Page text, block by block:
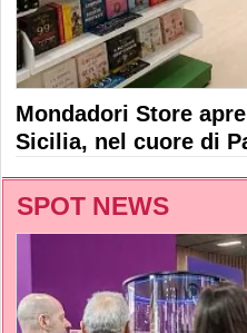
Mondadori Store
Sicilia, nel cuore di
SPOT NEWS